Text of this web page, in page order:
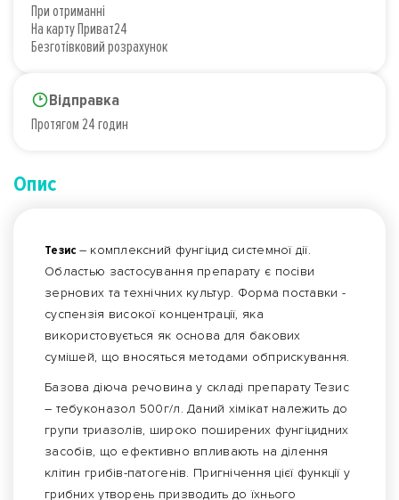
При отриманні
На карту Приват24
Безготівковий розрахунок
Відправка
Протягом 24 годин
Опис
Тезис – комплексний фунгіцид системної дії.
Областью застосування препарату є посіви
зернових та технічних культур. Форма поставки -
суспензія високої концентрації, яка
використовується як основа для бакових
сумішей, що вносяться методами обприскування.
Базова діюча речовина у складі препарату Тезис
– тебуконазол 500г/л. Даний хімікат належить до
групи триазолів, широко поширених фунгіцидних
засобів, що ефективно впливають на ділення
клітин грибів-патогенів. Пригнічення цієї функції у
грибних утворень призводить до їхнього